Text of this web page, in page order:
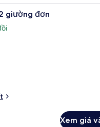
Bộ đồ
giường đơn
Xem giá